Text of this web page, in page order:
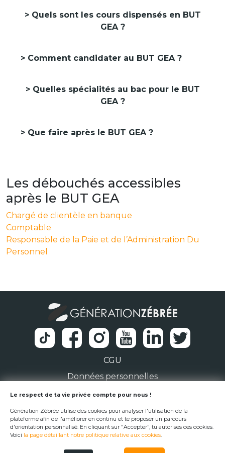
Quels sont les cours dispensés en BUT
GEA ?
Comment candidater au BUT GEA ?
Quelles spécialités au bac pour le BUT
GEA ?
Que faire après le BUT GEA ?
Les débouchés accessibles
après le BUT GEA
Chargé de clientèle en banque
Comptable
Responsable de la Paie et de l’Administration Du
Personnel
CGU
Données personnelles
1 Rue de la Noë 44300 Nantes
team@generationzebree.fr
© Génération Zébrée 2026
Le respect de ta vie privée compte pour nous !
Génération Zébrée utilise des cookies pour analyser l'utilisation de la
plateforme afin de l'améliorer en continu et te proposer un parcours
d'orientation personnalisé. En cliquant sur "Accepter", tu autorises ces cookies.
Voici la page détaillant notre politique relative aux cookies.